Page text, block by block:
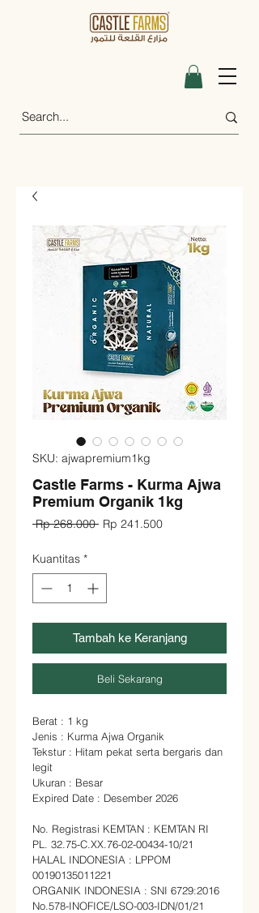
SKU: ajwapremium1kg
Castle Farms - Kurma Ajwa
Premium Organik 1kg
Rp 268.000 Harga
Rp 241.500Harga
Kuantitas *
Tambah ke Keranjang
Beli Sekarang
Berat : 1 kg
Jenis : Kurma Ajwa Organik
Tekstur : Hitam pekat serta bergaris dan
legit
Ukuran : Besar
Expired Date : Desember 2026
No. Registrasi KEMTAN : KEMTAN RI
PL. 32.75-C.XX.76-02-00434-10/21
HALAL INDONESIA : LPPOM
00190135011221
ORGANIK INDONESIA : SNI 6729:2016
No.578-INOFICE/LSO-003-IDN/01/21